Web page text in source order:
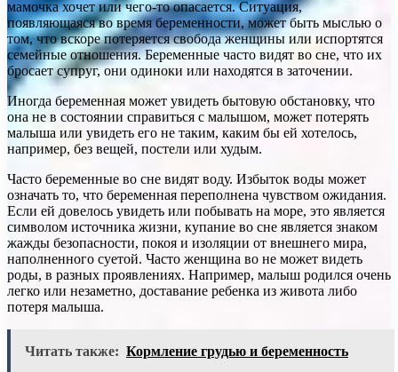
мамочка хочет или чего-то опасается. Ситуация,
появляющаяся во время беременности, может быть мыслью о
том, что вскоре потеряется свобода женщины или испортятся
семейные отношения. Беременные часто видят во сне, что их
бросает супруг, они одиноки или находятся в заточении.
Иногда беременная может увидеть бытовую обстановку, что
она не в состоянии справиться с малышом, может потерять
малыша или увидеть его не таким, каким бы ей хотелось,
например, без вещей, постели или худым.
Часто беременные во сне видят воду. Избыток воды может
означать то, что беременная переполнена чувством ожидания.
Если ей довелось увидеть или побывать на море, это является
символом источника жизни, купание во сне является знаком
жажды безопасности, покоя и изоляции от внешнего мира,
наполненного суетой. Часто женщина во не может видеть
роды, в разных проявлениях. Например, малыш родился очень
легко или незаметно, доставание ребенка из живота либо
потеря малыша.
Читать также: Кормление грудью и беременность